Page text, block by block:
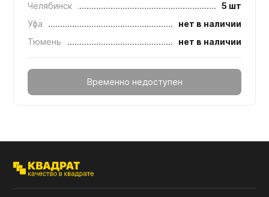
Челябинск
5 шт
Уфа
нет в наличии
Тюмень
нет в наличии
Временно недоступен